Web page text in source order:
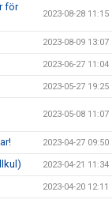
för
2023-08-28 11:15
2023-08-09 13:07
2023-06-27 11:04
2023-05-27 19:25
2023-05-08 11:07
2023-04-27 09:50
2023-04-21 11:34
2023-04-20 12:11